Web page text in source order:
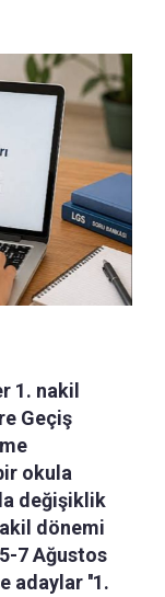
1. nakil
Geçiş
okula
değişiklik
dönemi
7 Ağustos
adaylar ''1.